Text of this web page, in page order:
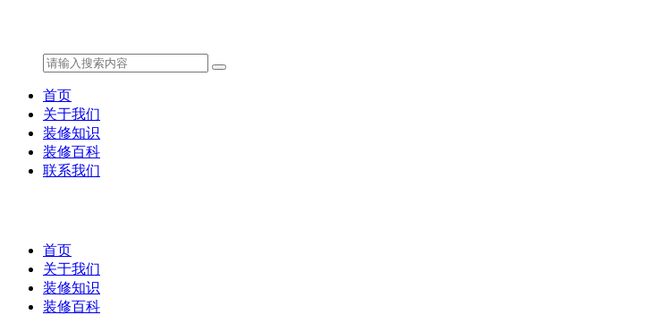
首页
关于我们
装修知识
装修百科
联系我们
首页
关于我们
装修知识
装修百科